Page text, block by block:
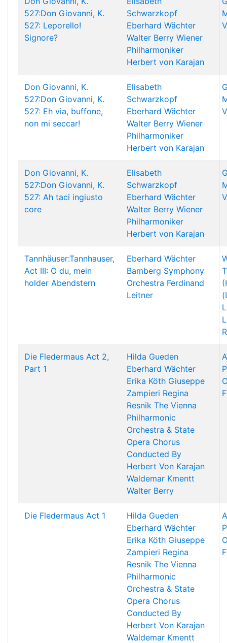
527:Don Giovanni, K.
527: Leporello!
Signore?
Schwarzkopf
Eberhard Wächter
Walter Berry Wiener
Philharmoniker
Herbert von Karajan
Don Giovanni, K.
527:Don Giovanni, K.
527: Eh via, buffone,
non mi seccar!
Elisabeth
Schwarzkopf
Eberhard Wächter
Walter Berry Wiener
Philharmoniker
Herbert von Karajan
Don Giovanni, K.
527:Don Giovanni, K.
527: Ah taci ingiusto
core
Elisabeth
Schwarzkopf
Eberhard Wächter
Walter Berry Wiener
Philharmoniker
Herbert von Karajan
Tannhäuser:Tannhauser,
Act III: O du, mein
holder Abendstern
Eberhard Wächter
Bamberg Symphony
Orchestra Ferdinand
Leitner
Die Fledermaus Act 2,
Part 1
Hilda Gueden
Eberhard Wächter
Erika Köth Giuseppe
Zampieri Regina
Resnik The Vienna
Philharmonic
Orchestra & State
Opera Chorus
Conducted By
Herbert Von Karajan
Waldemar Kmentt
Walter Berry
Die Fledermaus Act 1
Hilda Gueden
Eberhard Wächter
Erika Köth Giuseppe
Zampieri Regina
Resnik The Vienna
Philharmonic
Orchestra & State
Opera Chorus
Conducted By
Herbert Von Karajan
Waldemar Kmentt